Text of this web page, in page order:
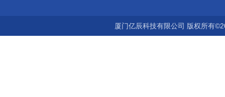
厦门亿辰科技有限公司 版权所有